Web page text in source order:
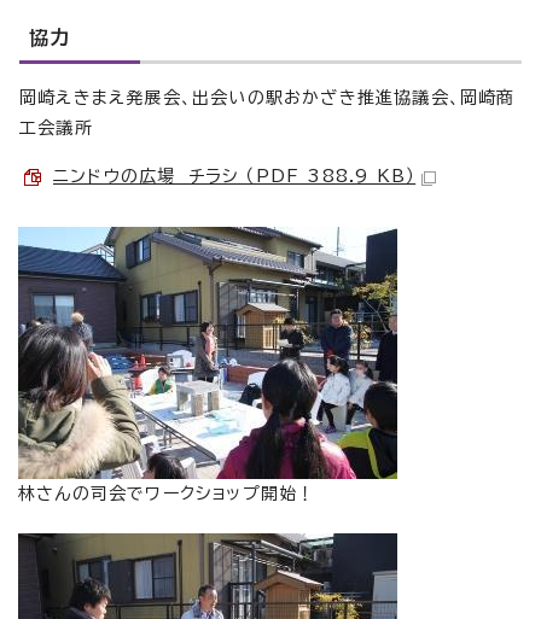
協力
岡崎えきまえ発展会、出会いの駅おかざき推進協議会、岡崎商
工会議所
ニンドウの広場 チラシ （PDF 388.9 KB）
林さんの司会でワークショップ開始！